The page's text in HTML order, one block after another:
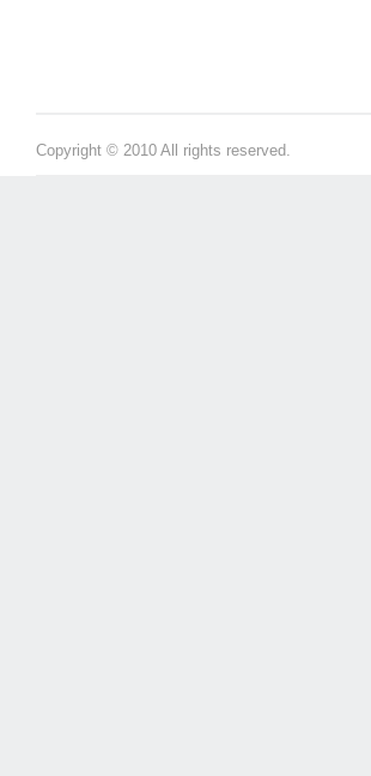
Copyright © 2010 All rights reserved.